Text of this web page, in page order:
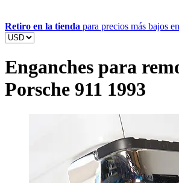
Retiro en la tienda para precios más bajos
Enganches para
Porsche 911 1993